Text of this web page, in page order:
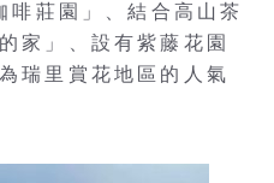
啡莊園」、結合高山茶
家」、設有紫藤花園
瑞里賞花地區的人氣